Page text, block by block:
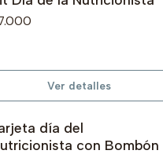
Ver detalles
día del
con Bombón